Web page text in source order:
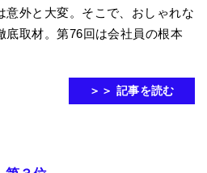
意外と大変。そこで、おしゃれな
底取材。第76回は会社員の根本
＞＞ 記事を読む